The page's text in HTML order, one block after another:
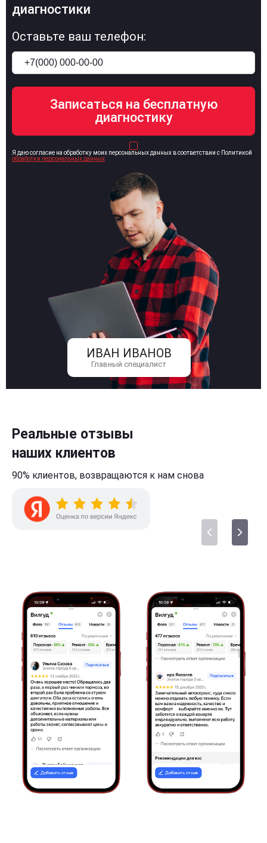
ИВАН ИВАНОВ
Главный специалист
диагностики
Оставьте ваш телефон:
Я даю согласие на обработку моих персональных данных в соответствии с Политикой
обработки персональных данных
Реальные отзывы
наших клиентов
90% клиентов, возвращаются к нам снова